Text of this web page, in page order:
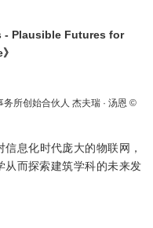
- Plausible Futures for
所创始合伙人 杰夫瑞 · 汤恩 ©
息化时代庞大的物联网，
从而探索建筑学科的未来发